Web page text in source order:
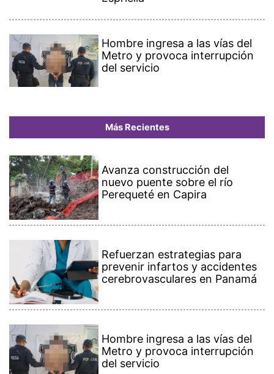
Hombre ingresa a las vías del
Metro y provoca interrupción
del servicio
Más Recientes
Avanza construcción del
nuevo puente sobre el río
Perequeté en Capira
Refuerzan estrategias para
prevenir infartos y accidentes
cerebrovasculares en Panamá
Hombre ingresa a las vías del
Metro y provoca interrupción
del servicio